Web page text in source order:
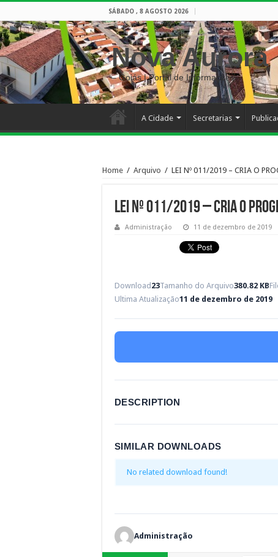
SÁBADO , 8 AGOSTO 2026
Nova Aurora
– Goiás | Portal de Informações
A Cidade Secretarias
Home / Arquivo / LEI Nº 011/2019 – CRIA O
LEI Nº 011/2019 – CRIA O
Administração 11 de dezembro de 2019
Download 23Tamanho do Arquivo380.82 KB
Ultima Atualização11 de dezembro de 2019
DESCRIPTION
SIMILAR DOWNLOADS
No related download found!
Administração